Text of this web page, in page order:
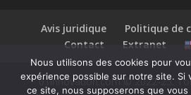
Avis juridique
Politique de
Contact
Extranet
01innovation.com © 2022-25.
Nous utilisons des cookies pour
expérience possible sur notre site. Si
ce site, nous supposerons que